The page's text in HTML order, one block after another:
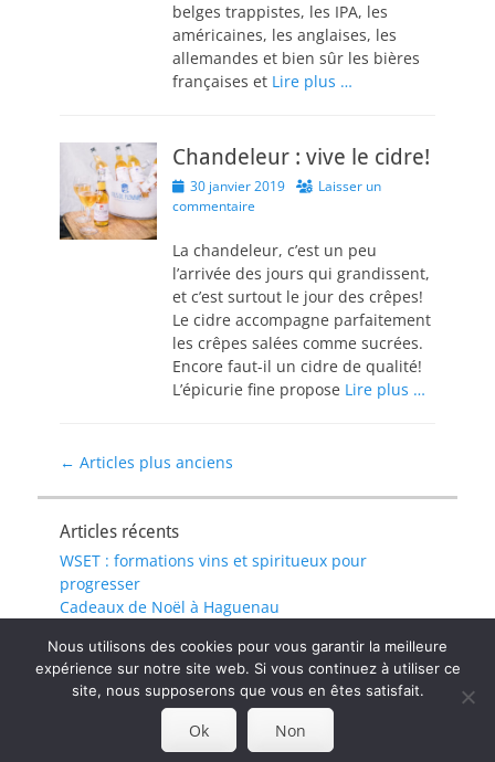
belges trappistes, les IPA, les
américaines, les anglaises, les
allemandes et bien sûr les bières
françaises et Lire plus …
Chandeleur : vive le cidre!
Posted
on
30 janvier 2019
Laisser un
commentaire
La chandeleur, c’est un peu
l’arrivée des jours qui grandissent,
et c’est surtout le jour des crêpes!
Le cidre accompagne parfaitement
les crêpes salées comme sucrées.
Encore faut-il un cidre de qualité!
L’épicurie fine propose Lire plus …
Navigation
← Articles plus anciens
Articles récents
WSET : formations vins et spiritueux pour
progresser
Cadeaux de Noël à Haguenau
Caviar à Haguenau
Livraison de repas à Haguenau
Copyright © 2026. All Rights Reserved.
confidentialité| Catch Responsive deCatch Themes
Nous utilisons des cookies pour vous garantir la meilleure
expérience sur notre site web. Si vous continuez à utiliser ce
site, nous supposerons que vous en êtes satisfait.
Ok Non